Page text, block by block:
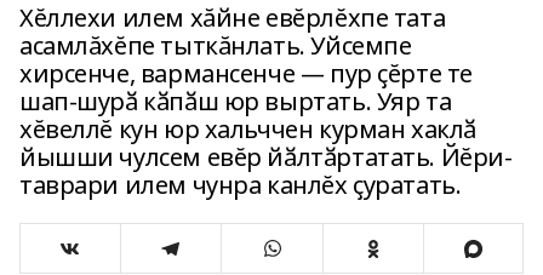
Хĕллехи илем хăйне евĕрлĕхпе тата
асамлăхĕпе тыткăнлать. Уйсемпе
хирсенче, вармансенче — пур ҫĕрте те
шап-шурӑ кӑпӑш юр выртать. Уяр та
хĕвеллĕ кун юр хальччен курман хаклӑ
йышши чулсем евĕр йӑлтӑртатать. Йĕри-
таврари илем чунра канлĕх ҫуратать.